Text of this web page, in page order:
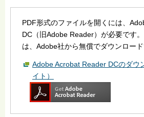
PDF形式のファイルを開くには、
DC（旧Adobe Reader）が必要です
は、Adobe社から無償でダウンロード
Adobe Acrobat Reader DCのダウ
イト）